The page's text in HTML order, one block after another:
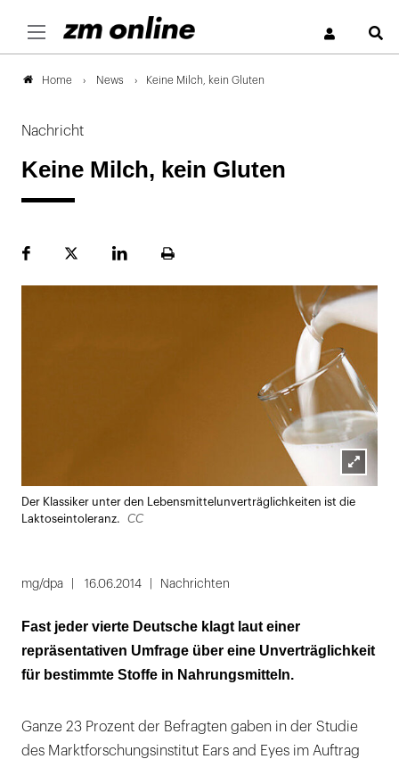
Home News Keine Milch, kein Gluten
Nachricht
Keine Milch, kein Gluten
FacebookPlattformLinekdInSeite
Lightbox
öffnen
Der Klassiker unter den Lebensmittelunverträglichkeiten ist die
Laktoseintoleranz.
CC
mg/dpa 16.06.2014 Nachrichten
Fast jeder vierte Deutsche klagt laut einer
repräsentativen Umfrage über eine Unverträglichkeit
für bestimmte Stoffe in Nahrungsmitteln.
Ganze 23 Prozent der Befragten gaben in der Studie
des Marktforschungsinstitut Ears and Eyes im Auftrag